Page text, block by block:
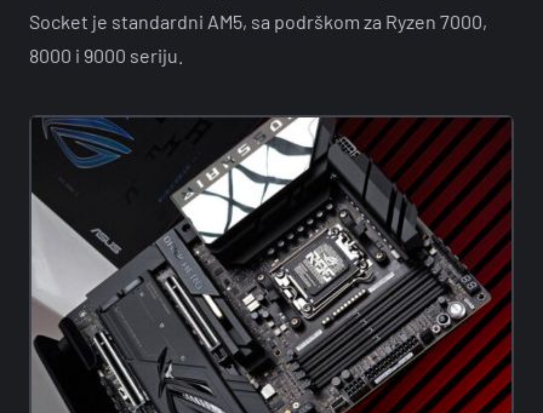
Socket je standardni AM5, sa podrškom za Ryzen 7000,
8000 i 9000 seriju.